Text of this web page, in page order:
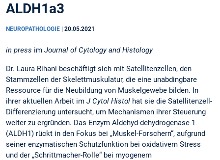
ALDH1a3
NEUROPATHOLOGIE 20.05.2021
in press im Journal of Cytology and Histology
Dr. Laura Rihani beschäftigt sich mit Satellitenzellen, den
Stammzellen der Skelettmuskulatur, die eine unabdingbare
Ressource für die Neubildung von Muskelgewebe bilden. In
ihrer aktuellen Arbeit im J Cytol Histol hat sie die Satellitenzell-
Differenzierung untersucht, um Mechanismen ihrer Steuerung
weiter zu ergründen. Das Enzym Aldehyd-dehydrogenase 1
(ALDH1) rückt in den Fokus bei „Muskel-Forschern“, aufgrund
seiner enzymatischen Schutzfunktion bei oxidativem Stress
und der „Schrittmacher-Rolle“ bei myogenem